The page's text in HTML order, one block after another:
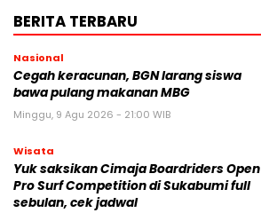
BERITA TERBARU
Nasional
Cegah keracunan, BGN larang siswa
bawa pulang makanan MBG
Minggu, 9 Agu 2026 - 21:00 WIB
Wisata
Yuk saksikan Cimaja Boardriders Open
Pro Surf Competition di Sukabumi full
sebulan, cek jadwal